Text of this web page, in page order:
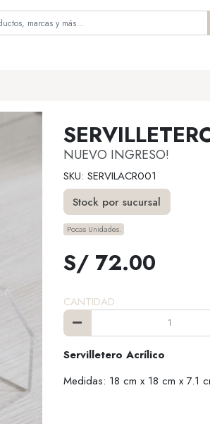
NUEVO INGRESO!
SKU: SERVILACR001
Stock por sucursal
Pocas Unidades.
S/ 72.00
CANTIDAD
Servilletero Acrílico
Medidas: 18 cm x 18 cm x 7.1